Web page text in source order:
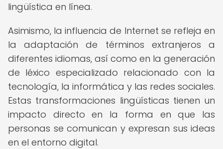
lingüística en línea.
Asimismo, la influencia de Internet se refleja en
la adaptación de términos extranjeros a
diferentes idiomas, así como en la generación
de léxico especializado relacionado con la
tecnología, la informática y las redes sociales.
Estas transformaciones lingüísticas tienen un
impacto directo en la forma en que las
personas se comunican y expresan sus ideas
en el entorno digital.